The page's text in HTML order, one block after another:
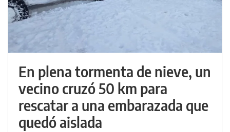
En plena tormenta de nieve, un
vecino cruzó 50 km para
rescatar a una embarazada que
quedó aislada